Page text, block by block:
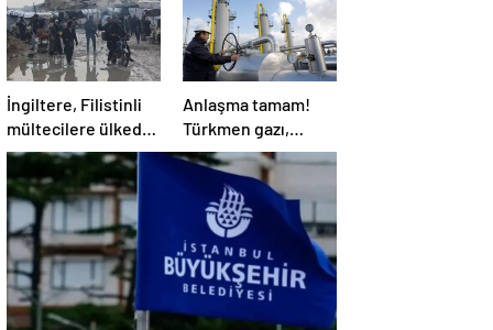
İngiltere, Filistinli
mültecilere ülkede
yaşama hakkı tanıdı
Anlaşma tamam!
Türkmen gazı,
Türkiye’ye geliyor